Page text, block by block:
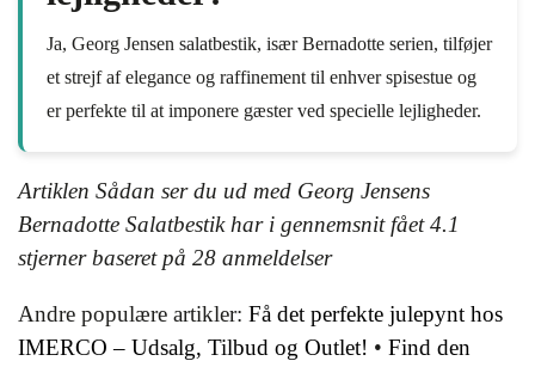
Ja, Georg Jensen salatbestik, især Bernadotte serien, tilføjer
et strejf af elegance og raffinement til enhver spisestue og
er perfekte til at imponere gæster ved specielle lejligheder.
Artiklen Sådan ser du ud med Georg Jensens
Bernadotte Salatbestik har i gennemsnit fået4.1
stjerner baseret på 28 anmeldelser
Andre populære artikler: Få det perfekte julepynt hos
IMERCO – Udsalg, Tilbud og Outlet! • Find den